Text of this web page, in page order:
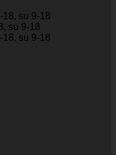
18, su 9-18
su 9-18
18, su 9-18